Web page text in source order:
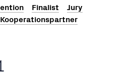
Finalist
Jury
Kooperationspartner